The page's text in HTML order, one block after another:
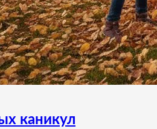
каникул